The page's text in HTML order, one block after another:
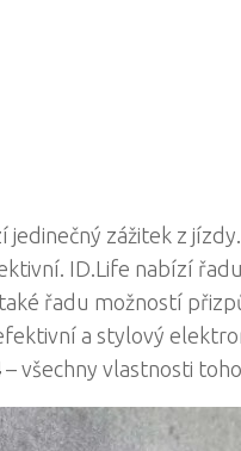
zážitek z
ID.Life nabízí
řadu možností
a stylový
– všechny vlastnosti